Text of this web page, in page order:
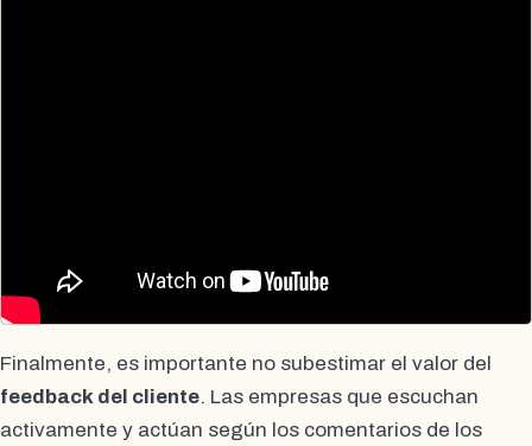
Finalmente, es importante no subestimar el valor del
feedback del cliente. Las empresas que escuchan
activamente y actúan según los comentarios de los